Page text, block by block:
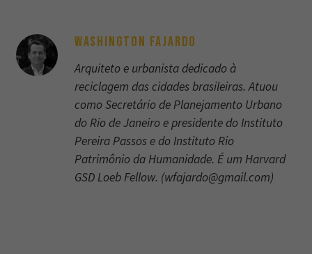
WASHINGTON FAJARDO
Arquiteto e urbanista dedicado à
reciclagem das cidades brasileiras. Atuou
como Secretário de Planejamento Urbano
do Rio de Janeiro e presidente do Instituto
Pereira Passos e do Instituto Rio
Patrimônio da Humanidade. É um Harvard
GSD Loeb Fellow. (wfajardo@gmail.com)